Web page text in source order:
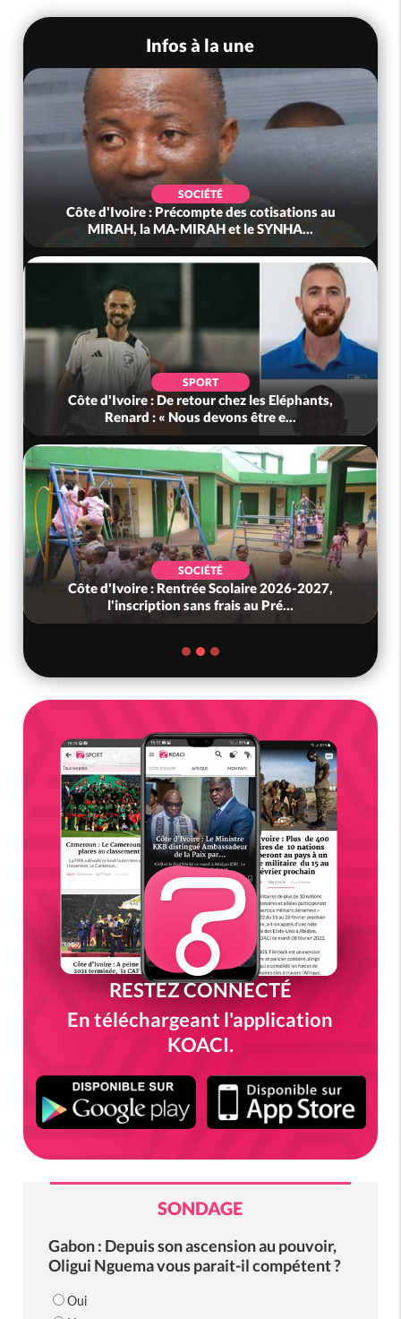
Infos à la une
SOCIÉTÉ
Côte d'Ivoire : Précompte des cotisations au
MIRAH, la MA-MIRAH et le SYNHA...
SPORT
Côte d'Ivoire : De retour chez les Eléphants,
Renard : « Nous devons être e...
SOCIÉTÉ
Côte d'Ivoire : Rentrée Scolaire 2026-2027,
l'inscription sans frais au Pré...
RESTEZ CONNECTÉ
En téléchargeant l'application
KOACI.
SONDAGE
Gabon : Depuis son ascension au pouvoir,
Oligui Nguema vous parait-il compétent ?
Oui